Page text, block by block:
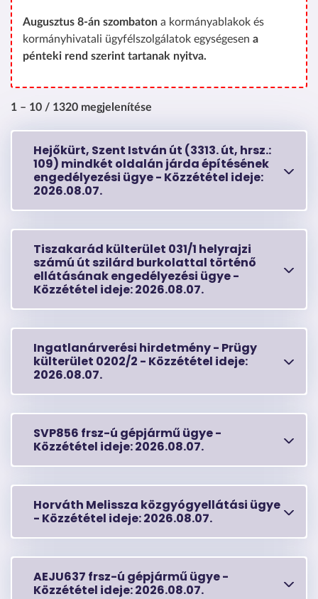
Augusztus 8-án szombaton a kormányablakok és
kormányhivatali ügyfélszolgálatok egységesen a
pénteki rend szerint tartanak nyitva.
1 – 10 / 1320 megjelenítése
Hejőkürt, Szent István út (3313. út, hrsz.:
109) mindkét oldalán járda építésének
engedélyezési ügye - Közzététel ideje:
2026.08.07.
Tiszakarád külterület 031/1 helyrajzi
számú út szilárd burkolattal történő
ellátásának engedélyezési ügye -
Közzététel ideje:2026.08.07.
Ingatlanárverési hirdetmény - Prügy
külterület 0202/2 - Közzététel ideje:
2026.08.07.
SVP856 frsz-ú gépjármű ügye -
Közzététel ideje:2026.08.07.
Horváth Melissza közgyógyellátási ügye
- Közzététel ideje:2026.08.07.
AEJU637 frsz-ú gépjármű ügye -
Közzététel ideje:2026.08.07.